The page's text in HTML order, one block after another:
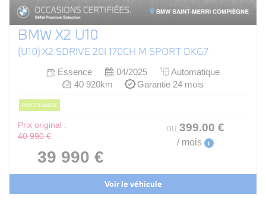
BMW X2 U10
(U10) X2 SDRIVE 20I 170CH M SPORT DKG7
Essence 04/2025
Automatique
40 920km
Garantie 24 mois
PRIX EN BAISSE
Prix original :
40 990 €
39 990 €
ou 399.00 €
/ mois i
Voir le véhicule